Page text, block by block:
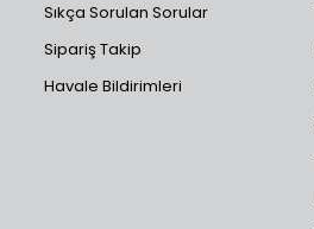
Sıkça Sorulan Sorular
Sipariş Takip
Havale Bildirimleri